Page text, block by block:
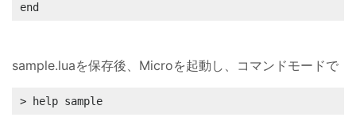
end
sample.luaを保存後、Microを起動し、コマンドモードで
> help sample